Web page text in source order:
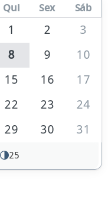
Qui Sex Sáb
1 2
3
8 9
10
15 16
17
22 23
24
29 30 31
25